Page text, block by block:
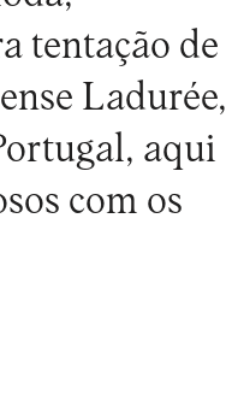
tentação de
Ladurée,
aqui
com os